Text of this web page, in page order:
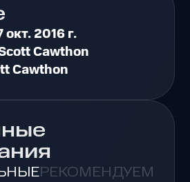
окт. 2016 г.
Cawthon
Cawthon
РЕКОМЕНДУЕМЫЕ